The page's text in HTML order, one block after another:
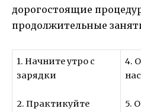
дорогостоящие
продолжительные
1. Начните утро с
зарядки
2. Практикуйте
4.
5.